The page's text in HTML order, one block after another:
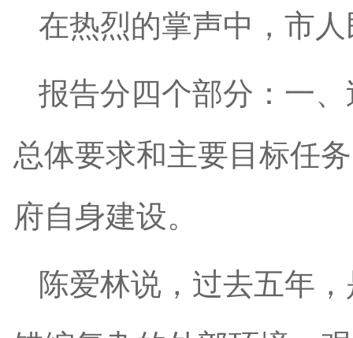
在热烈的掌声中，市
报告分四个部分：一
总体要求和主要目标任
府自身建设。
陈爱林说，过去五年